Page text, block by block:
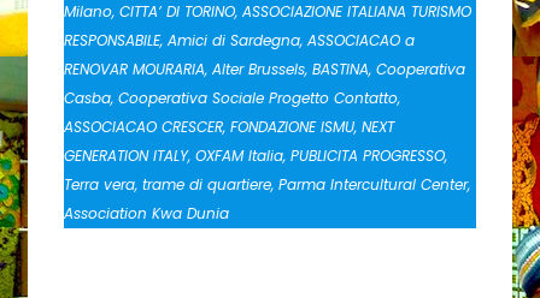
Milano, CITTA’ DI TORINO, ASSOCIAZIONE ITALIANA TURISMO
RESPONSABILE, Amici di Sardegna, ASSOCIACAO a
RENOVAR MOURARIA, Alter Brussels, BASTINA, Cooperativa
Casba, Cooperativa Sociale Progetto Contatto,
ASSOCIACAO CRESCER, FONDAZIONE ISMU, NEXT
GENERATION ITALY, OXFAM Italia, PUBLICITA PROGRESSO,
Terra vera, trame di quartiere, Parma Intercultural Center,
Association Kwa Dunia